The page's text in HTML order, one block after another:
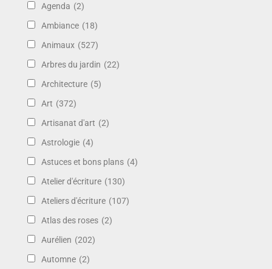
Agenda (2)
Ambiance (18)
Animaux (527)
Arbres du jardin (22)
Architecture (5)
Art (372)
Artisanat d'art (2)
Astrologie (4)
Astuces et bons plans (4)
Atelier d'écriture (130)
Ateliers d'écriture (107)
Atlas des roses (2)
Aurélien (202)
Automne (2)